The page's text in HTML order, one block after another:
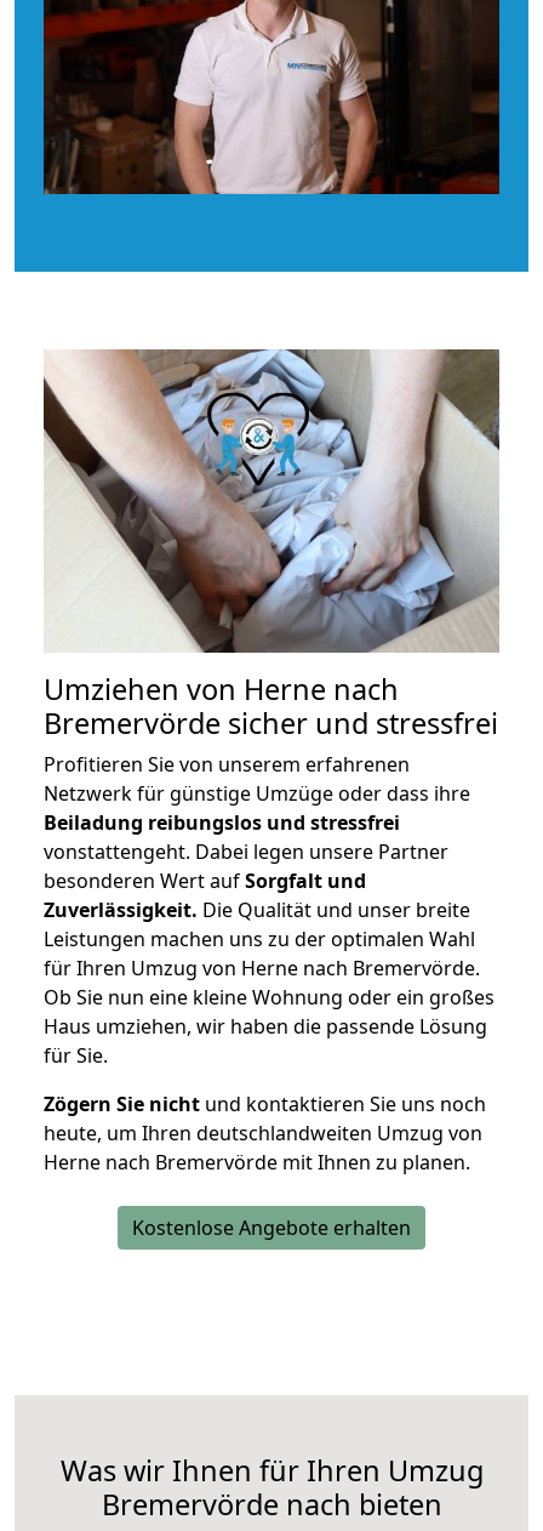
Umziehen von Herne nach
Bremervörde sicher und stressfrei
Profitieren Sie von unserem erfahrenen
Netzwerk für günstige Umzüge oder dass ihre
Beiladung reibungslos und stressfrei
vonstattengeht. Dabei legen unsere Partner
besonderen Wert aufSorgfalt und
Zuverlässigkeit. Die Qualität und unser breite
Leistungen machen uns zu der optimalen Wahl
für Ihren Umzug von Herne nach Bremervörde.
Ob Sie nun eine kleine Wohnung oder ein großes
Haus umziehen, wir haben die passende Lösung
für Sie.
Zögern Sie nicht und kontaktieren Sie uns noch
heute, um Ihren deutschlandweiten Umzug von
Herne nach Bremervörde mit Ihnen zu planen.
Kostenlose Angebote erhalten
Was wir Ihnen für Ihren Umzug
Bremervörde nach bieten